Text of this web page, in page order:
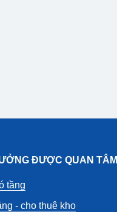
ĐƯỢC QUAN TÂM
tầng
- cho thuê kho